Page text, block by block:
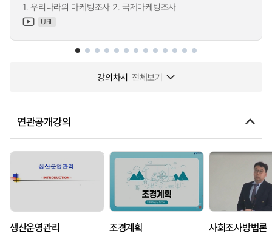
1. 우리나라의 마케팅조사 2. 국제마케팅조사
URL
강의차시 전체보기
연관공개강의
생산운영관리 조경계획 사회조사방법론